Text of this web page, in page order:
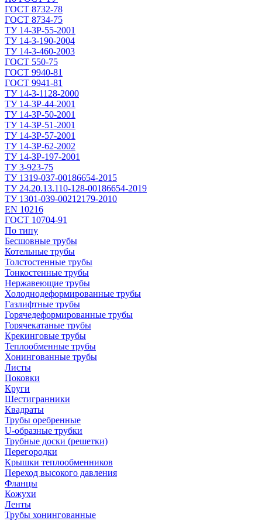
ГОСТ 8732-78
ГОСТ 8734-75
ТУ 14-3Р-55-2001
ТУ 14-3-190-2004
ТУ 14-3-460-2003
ГОСТ 550-75
ГОСТ 9940-81
ГОСТ 9941-81
ТУ 14-3-1128-2000
ТУ 14-3Р-44-2001
ТУ 14-3Р-50-2001
ТУ 14-3Р-51-2001
ТУ 14-3Р-57-2001
ТУ 14-3Р-62-2002
ТУ 14-ЗР-197-2001
ТУ 3-923-75
ТУ 1319-037-00186654-2015
ТУ 24.20.13.110-128-00186654-2019
ТУ 1301-039-00212179-2010
EN 10216
ГОСТ 10704-91
По типу
Бесшовные трубы
Котельные трубы
Толстостенные трубы
Тонкостенные трубы
Нержавеющие трубы
Холоднодеформированные трубы
Газлифтные трубы
Горячедеформированные трубы
Горячекатаные трубы
Крекинговые трубы
Теплообменные трубы
Хонингованные трубы
Листы
Поковки
Круги
Шестигранники
Квадраты
Трубы оребренные
U-образные трубки
Трубные доски (решетки)
Перегородки
Крышки теплообменников
Переход высокого давления
Фланцы
Кожухи
Ленты
Трубы хонингованные